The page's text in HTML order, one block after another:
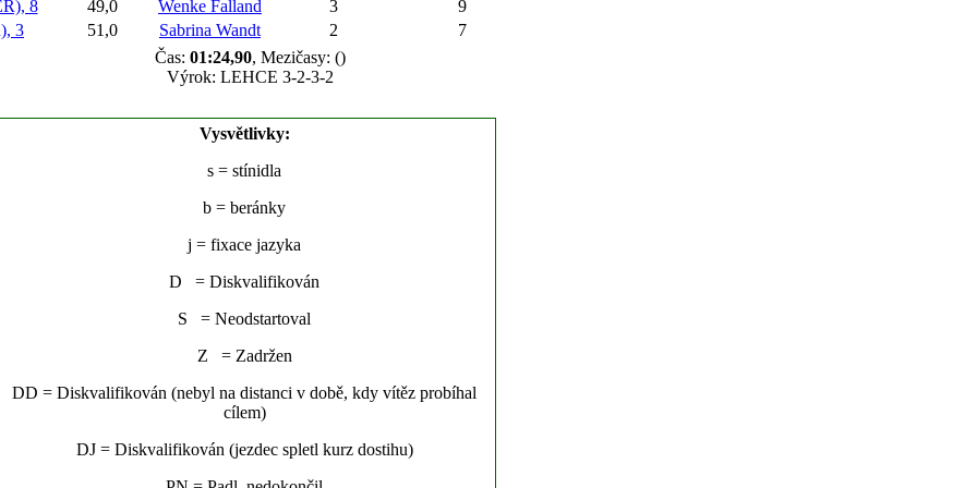
8 49,0 Wenke Falland 3
9
3 51,0 Sabrina Wandt 2
7
Čas: 01:24,90, Mezičasy: ()
Výrok: LEHCE 3-2-3-2
Vysvětlivky:
s = stínidla
b = beránky
j = fixace jazyka
D = Diskvalifikován
S = Neodstartoval
Z = Zadržen
DD = Diskvalifikován (nebyl na distanci v době, kdy vítěz probíhal
cílem)
DJ = Diskvalifikován (jezdec spletl kurz dostihu)